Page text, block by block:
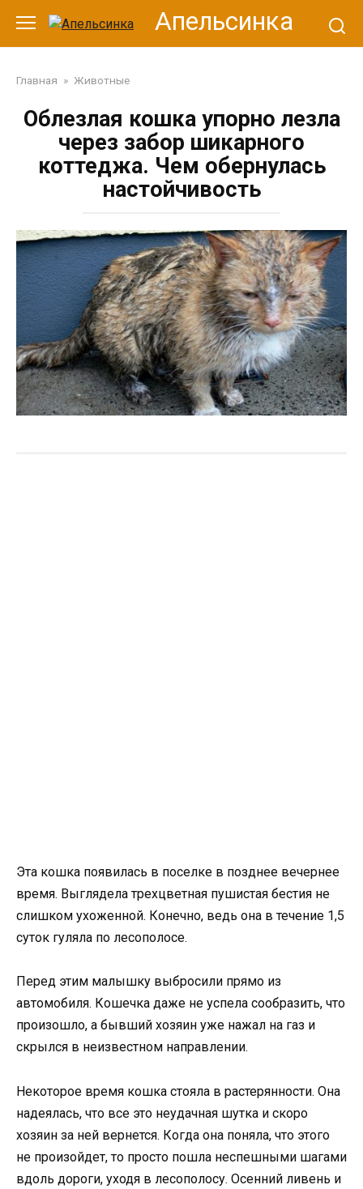
контенту
Апельсинка
Главная » Животные
Облезлая кошка упорно лезла
через забор шикарного
коттеджа. Чем обернулась
настойчивость
Эта кошка появилась в поселке в позднее вечернее
время. Выглядела трехцветная пушистая бестия не
слишком ухоженной. Конечно, ведь она в течение 1,5
суток гуляла по лесополосе.
Перед этим малышку выбросили прямо из
автомобиля. Кошечка даже не успела сообразить, что
произошло, а бывший хозяин уже нажал на газ и
скрылся в неизвестном направлении.
Некоторое время кошка стояла в растерянности. Она
надеялась, что все это неудачная шутка и скоро
хозяин за ней вернется. Когда она поняла, что этого
не произойдет, то просто пошла неспешными шагами
вдоль дороги, уходя в лесополосу. Осенний ливень и